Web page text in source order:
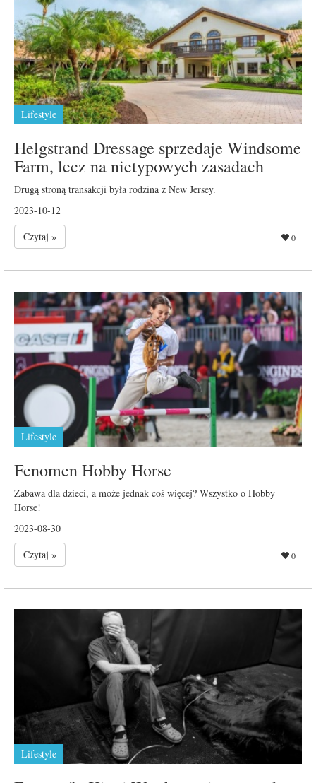
Lifestyle
Helgstrand Dressage sprzedaje Windsome
Farm, lecz na nietypowych zasadach
Drugą stroną transakcji była rodzina z New Jersey.
2023-10-12
Czytaj »
0
Lifestyle
Fenomen Hobby Horse
Zabawa dla dzieci, a może jednak coś więcej? Wszystko o Hobby
Horse!
2023-08-30
Czytaj »
0
Lifestyle